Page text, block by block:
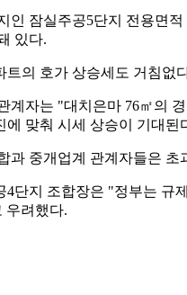
인 잠실주공5단지 전용면적
있다.
트의 호가 상승세도 거침없
계자는 "대치은마 76㎡의
에 맞춰 시세 상승이 기대된
과 중개업계 관계자들은
4단지 조합장은 "정부는 규
우려했다.